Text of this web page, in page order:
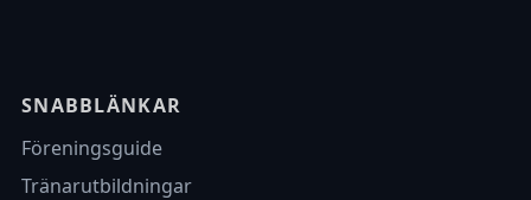
SNABBLÄNKAR
Föreningsguide
Tränarutbildningar